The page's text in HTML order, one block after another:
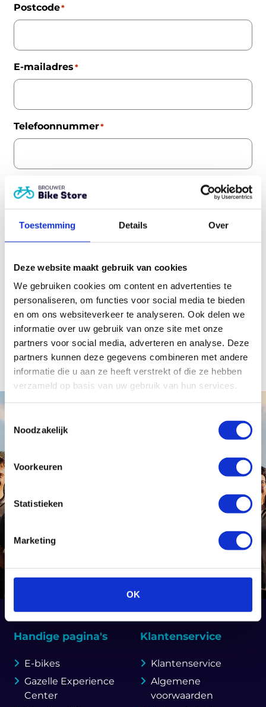
Toestemming Details Over
Deze website maakt gebruik van cookies
We gebruiken cookies om content en advertenties te
personaliseren, om functies voor social media te bieden
en om ons websiteverkeer te analyseren. Ook delen we
informatie over uw gebruik van onze site met onze
partners voor social media, adverteren en analyse. Deze
partners kunnen deze gegevens combineren met andere
informatie die u aan ze heeft verstrekt of die ze hebben
verzameld op basis van uw gebruik van hun services.
Noodzakelijk
Voorkeuren
Statistieken
Marketing
OK
Postcode*
E-mailadres*
Telefoonnummer*
IBAN*
CAPTCHA
Handige pagina's
E-bikes
Gazelle Experience
Center
Klantenservice
Klantenservice
Algemene
voorwaarden